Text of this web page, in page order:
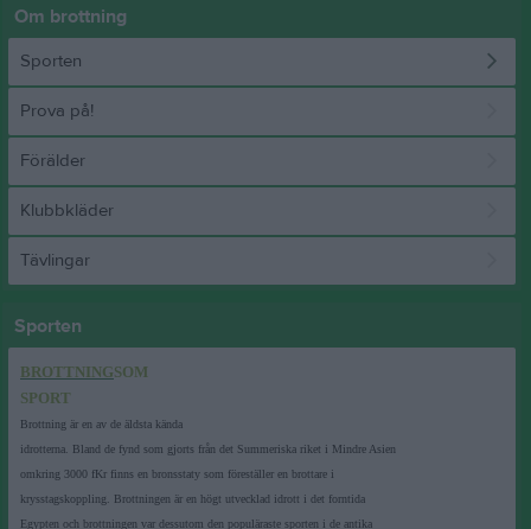
Om brottning
Sporten
Prova på!
Förälder
Klubbkläder
Tävlingar
Sporten
BROTTNINGSOM
SPORT
Brottning är en av de äldsta kända
idrotterna. Bland de fynd som gjorts från det Summeriska riket i Mindre Asien
omkring 3000 fKr finns en bronsstaty som föreställer en brottare i
krysstagskoppling. Brottningen är en högt utvecklad idrott i det forntida
Egypten och brottningen var dessutom den populäraste sporten i de antika